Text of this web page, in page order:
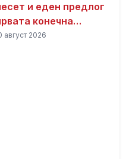
и еден предлог
конечна
листа за јавни
август 2026